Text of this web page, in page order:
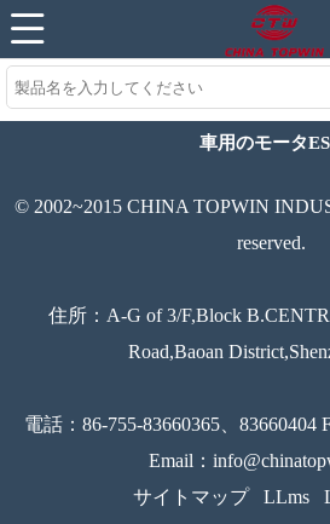
車用のモータ
© 2002~2015 CHINA TOPWIN
reserved.
住所：A-G of 3/F,Block
Road,Baoan
電話：86-755-83660365、83660404
Email：
サイトマップ
LLms